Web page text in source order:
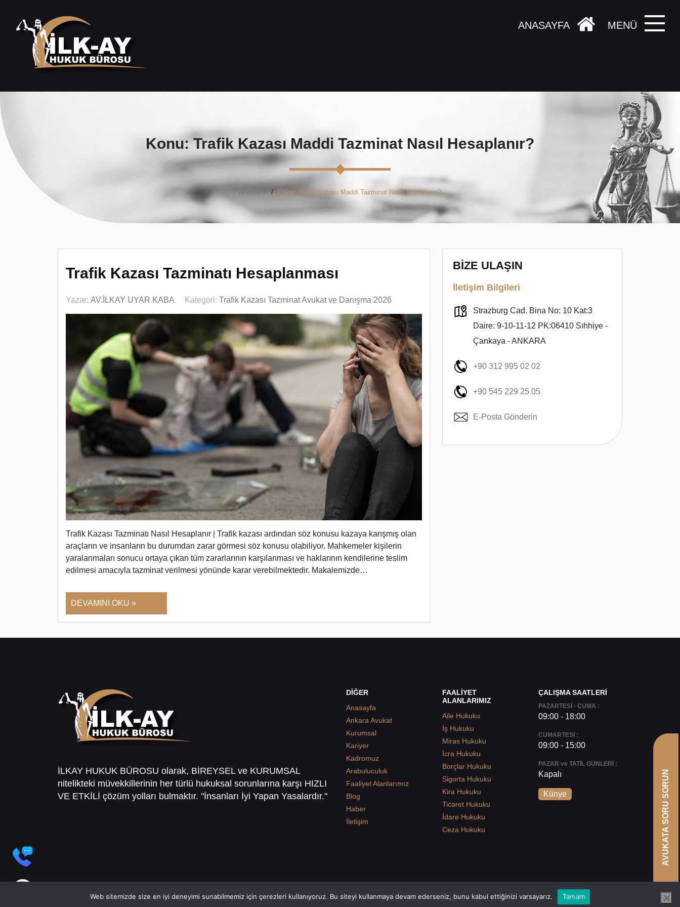
MENÜ
ANASAYFA
Konu: Trafik Kazası Maddi Tazminat Nasıl Hesaplanır?
Anasayfa Etiket: Trafik Kazası Maddi Tazminat Nasıl Hesaplanır?
Trafik Kazası Tazminatı Hesaplanması
Yazar: AV.İLKAY UYAR KABA Kategori: Trafik Kazası Tazminat Avukat ve Danışma 2026
Trafik Kazası Tazminatı Nasıl Hesaplanır | Trafik kazası ardından söz konusu kazaya karışmış olan
araçların ve insanların bu durumdan zarar görmesi söz konusu olabiliyor. Mahkemeler kişilerin
yaralanmaları sonucu ortaya çıkan tüm zararlarının karşılanması ve haklarının kendilerine teslim
edilmesi amacıyla tazminat verilmesi yönünde karar verebilmektedir. Makalemizde…
DEVAMINI OKU »
BİZE ULAŞIN
İletişim Bilgileri
Strazburg Cad. Bina No: 10 Kat:3
Daire: 9-10-11-12 PK:06410 Sıhhiye -
Çankaya - ANKARA
+90 312 995 02 02
+90 545 229 25 05
E-Posta Gönderin
İLKAY HUKUK BÜROSU olarak, BİREYSEL ve KURUMSAL
nitelikteki müvekkillerinin her türlü hukuksal sorunlarına karşı HIZLI
VE ETKİLİ çözüm yolları bulmaktır. "İnsanları İyi Yapan Yasalardır."
DİĞER
Anasayfa
Ankara Avukat
Kurumsal
Kariyer
Kadromuz
Arabuluculuk
Faaliyet Alanlarımız
Blog
Haber
İletişim
FAALİYET
ALANLARIMIZ
Aile Hukuku
İş Hukuku
Miras Hukuku
İcra Hukuku
Borçlar Hukuku
Sigorta Hukuku
Kira Hukuku
Ticaret Hukuku
İdare Hukuku
Ceza Hukuku
ÇALIŞMA SAATLERİ
PAZARTESİ - CUMA :
09:00 - 18:00
CUMARTESİ :
09:00 - 15:00
PAZAR ve TATİL GÜNLERİ :
Kapalı
Künye
Web sitemizde size en iyi deneyimi sunabilmemiz için çerezleri kullanıyoruz. Bu siteyi kullanmaya devam ederseniz, bunu kabul ettiğinizi varsayarız. Tamam
AVUKATA SORU SORUN